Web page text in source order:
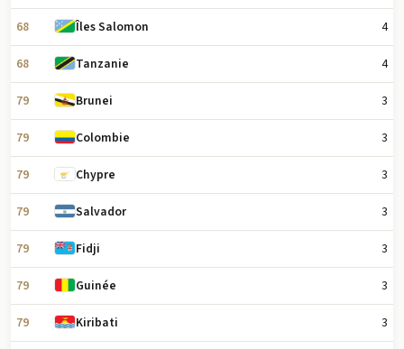
68 Îles Salomon 4
68 Tanzanie 4
79 Brunei 3
79 Colombie 3
79 Chypre 3
79 Salvador 3
79 Fidji 3
79 Guinée 3
79 Kiribati 3